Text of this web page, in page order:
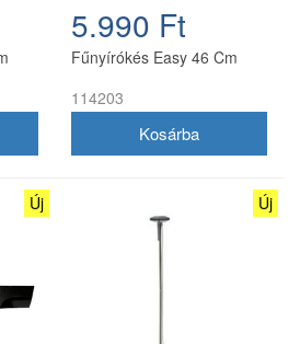
5.990 Ft
Fűnyírókés Easy 46 Cm
114203
Új Új